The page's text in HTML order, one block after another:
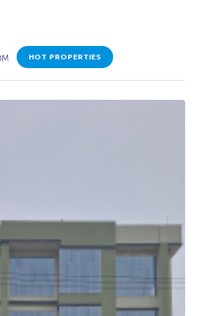
HOT PROPERTIES